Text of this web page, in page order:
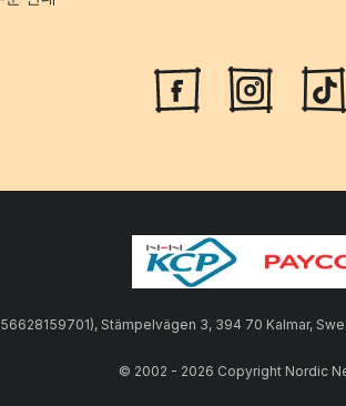
Stämpelvägen 3, 394 70 Kalmar,
© 2002 - 2026 Copyright Nordic